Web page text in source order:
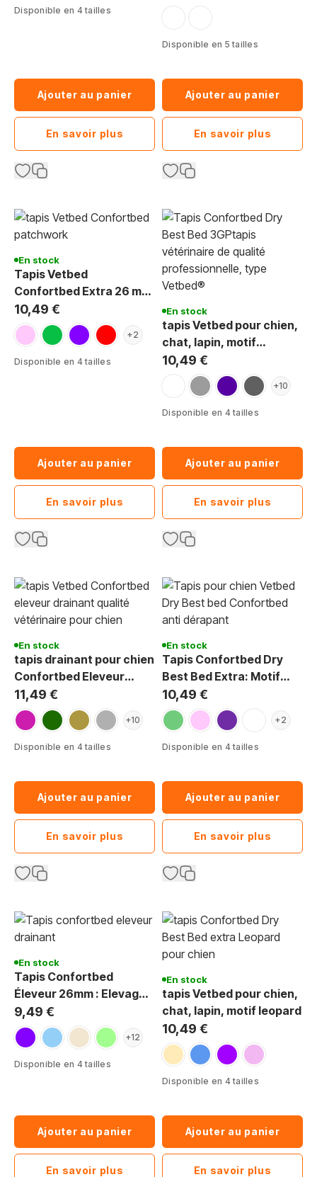
Disponible en 4 tailles
Ajouter au panier
En savoir plus
Disponible en 5 tailles
Ajouter au panier
En savoir plus
En stock
Tapis Vetbed
Confortbed Extra 26 mm
Patchwork
10,49 €
rose vert violet rouge +2
Disponible en 4 tailles
Ajouter au panier
En savoir plus
En stock
tapis Vetbed pour chien,
chat, lapin, motif
grosses pattes
10,49 €
gris pattes noir et
violet pattes bleu et
anthracite
+10
Disponible en 4 tailles
Ajouter au panier
En savoir plus
En stock
tapis drainant pour chien
Confortbed Eleveur
couleur uni épaisseur 32
mm
11,49 €
fuchsiavert foncé
vison gris +10
Disponible en 4 tailles
Ajouter au panier
En savoir plus
En stock
Tapis Confortbed Dry
Best Bed Extra: Motif
Grosses Pattes 26mm
10,49 €
vert menthe
rose violet grosses pattes
bleu jean's
+2
Disponible en 4 tailles
Ajouter au panier
En savoir plus
En stock
Tapis Confortbed
Éleveur 26mm : Elevage
& Chiots
9,49 €
violet bleu clairbeige vert clair+12
Disponible en 4 tailles
Ajouter au panier
En savoir plus
En stock
tapis Vetbed pour chien,
chat, lapin, motif leopard
10,49 €
taches leopard beige
taches leopard bleu
tâches léopard violet
tâches léopard
Disponible en 4 tailles
Ajouter au panier
En savoir plus